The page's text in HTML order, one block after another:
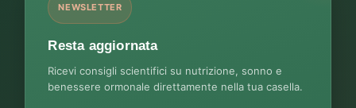
NEWSLETTER
Resta aggiornata
Ricevi consigli scientifici su nutrizione, sonno e
benessere ormonale direttamente nella tua casella.